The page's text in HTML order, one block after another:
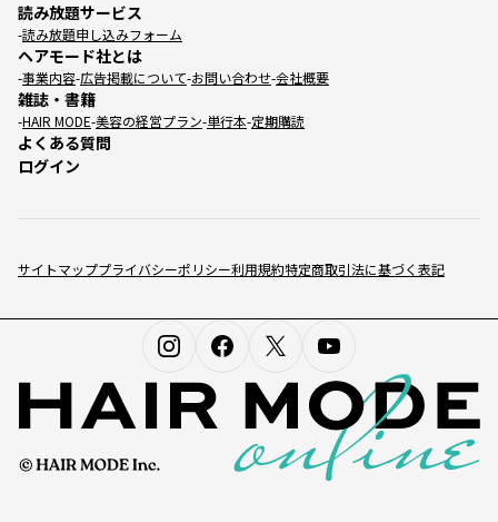
サイトマッププライバシーポリシー利用規約特定商取引法に基づく表記
読み放題サービス
読み放題申し込みフォーム
ヘアモード社とは
事業内容 広告掲載について お問い合わせ 会社概要
雑誌・書籍
HAIR MODE 美容の経営プラン 単行本 定期購読
よくある質問
ログイン